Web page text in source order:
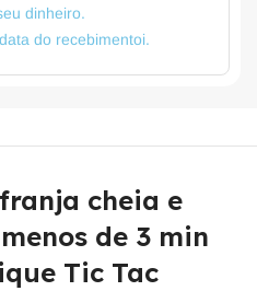
dinheiro.
do recebimentoi.
cheia e
de 3 min
Tic Tac